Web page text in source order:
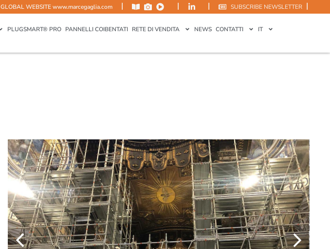
GLOBAL WEBSITEwww.marcegaglia.com | | | SUBSCRIBE NEWSLETTER |
PLUGSMART® PRO PANNELLI COIBENTATI RETE DI VENDITA NEWS CONTATTI IT